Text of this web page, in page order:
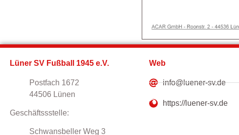
Lüner SV Fußball 1945 e.V.
Postfach 1672
44506 Lünen
Geschäftssstelle:
Schwansbeller Weg 3
Web
info@luener-sv.de
https://luener-sv.de